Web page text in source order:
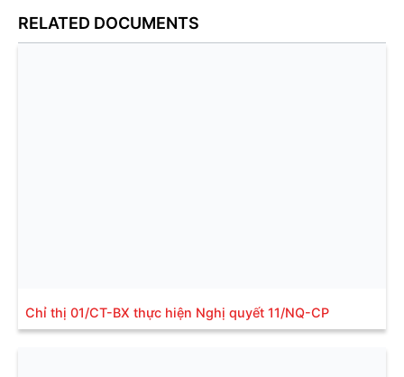
RELATED DOCUMENTS
Chỉ thị 01/CT-BX thực hiện Nghị quyết 11/NQ-CP